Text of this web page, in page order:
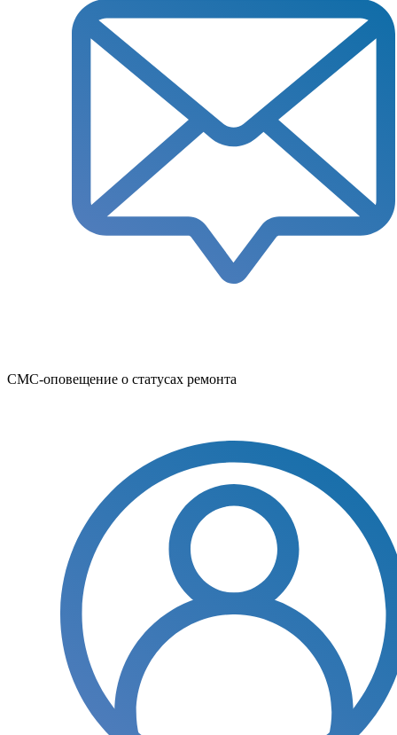
СМС-оповещение о статусах ремонта